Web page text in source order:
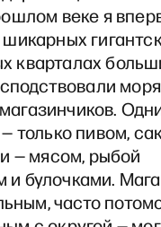
веке я
кварталах
моря
только пивом,
— мясом, рыбой
и булочками.
часто